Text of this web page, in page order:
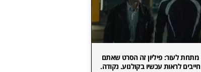
מתחת לעור: פיליון זה הסרט שאתם
חייבים לראות עכשיו בקולנוע. נקודה.